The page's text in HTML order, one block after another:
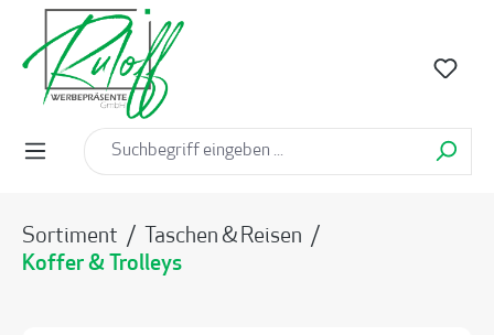
springen
Sortiment / Taschen & Reisen /
Koffer & Trolleys